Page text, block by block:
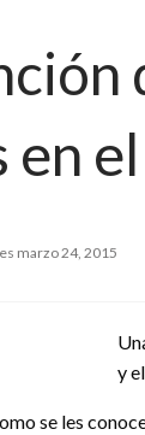
marzo 24, 2015
y
se les